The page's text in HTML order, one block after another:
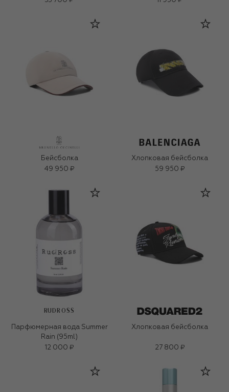
Бейсболка
49 950 ₽
Хлопковая бейсболка
59 950 ₽
RUDROSS
Парфюмерная вода Summer
Rain (95ml)
12 000 ₽
Хлопковая бейсболка
27 800 ₽